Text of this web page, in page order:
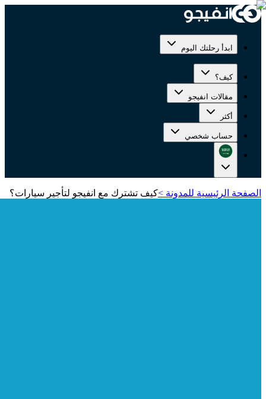
ابدأ رحلتك اليوم
كيف؟
مقالات انفيجو
أكثر
حساب شخصي
الصفحة الرئيسية للمدونة >كيف تشترك مع انفيجو لتأجير سيارات؟